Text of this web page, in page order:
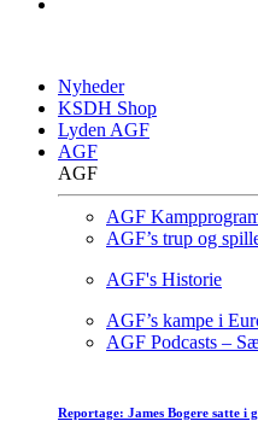
Nyheder
KSDH Shop
Lyden AGF
AGF
AGF
AGF
AGF’s trup og
AGF's Historie
AGF’s kampe i
AGF Podcasts –
Reportage: James Bogere satte i